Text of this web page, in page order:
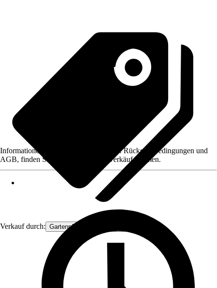
Verkauf durch: Gartenpflanzen Ammerland
Informationen des Verkäufers, wie z. B. Rückgabebedingungen und
AGB, finden Sie bei Klick auf den Verkäufernamen.